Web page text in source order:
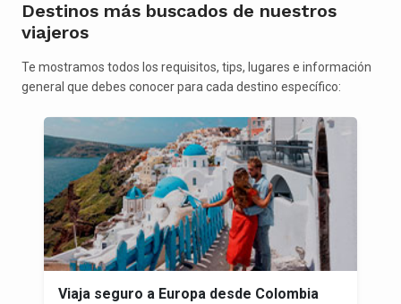
Destinos más buscados de nuestros
viajeros
Te mostramos todos los requisitos, tips, lugares e información
general que debes conocer para cada destino específico:
Viaja seguro a Europa desde Colombia